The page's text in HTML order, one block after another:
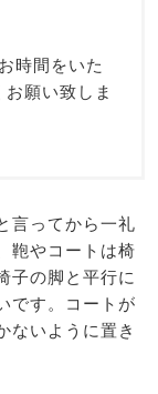
時間をいた
願い致しま
言ってから一礼
鞄やコートは椅
子の脚と平行に
です。コートが
ないように置き